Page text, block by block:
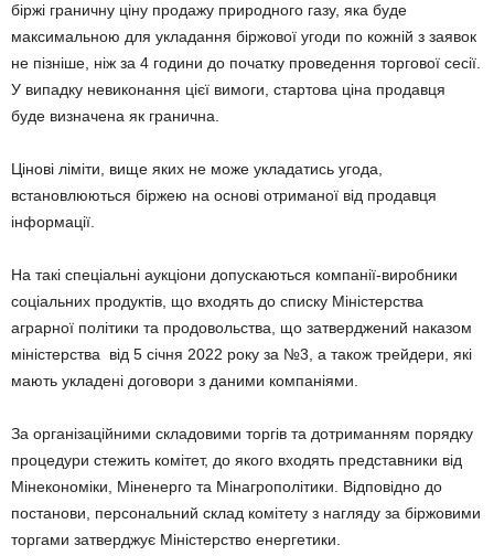
біржі граничну ціну продажу природного газу, яка буде
максимальною для укладання біржової угоди по кожній з заявок
не пізніше, ніж за 4 години до початку проведення торгової сесії.
У випадку невиконання цієї вимоги, стартова ціна продавця
буде визначена як гранична.
Цінові ліміти, вище яких не може укладатись угода,
встановлюються біржею на основі отриманої від продавця
інформації.
На такі спеціальні аукціони допускаютьcя компанії-виробники
соціальних продуктів, що входять до списку Міністерства
аграрної політики та продовольства, що затверджений наказом
міністерства від 5 січня 2022 року за №3, а також трейдери, які
мають укладені договори з даними компаніями.
За організаційними складовими торгів та дотриманням порядку
процедури стежить комітет, до якого входять представники від
Мінекономіки, Міненерго та Мінагрополітики. Відповідно до
постанови, персональний склад комітету з нагляду за біржовими
торгами затверджує Міністерство енергетики.